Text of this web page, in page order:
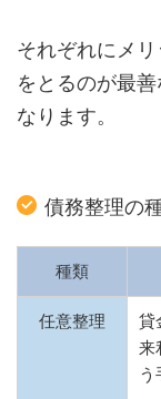
それぞれにメ
をとるのが最
なります。
債務整理の
種類
任意整理
貸
来
う